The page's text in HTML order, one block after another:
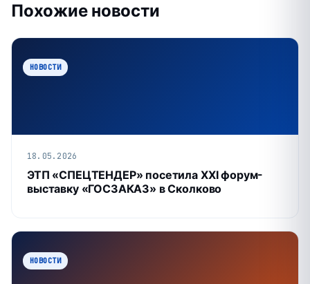
Похожие новости
НОВОСТИ
18.05.2026
ЭТП «СПЕЦТЕНДЕР» посетила XXI форум-
выставку «ГОСЗАКАЗ» в Сколково
НОВОСТИ